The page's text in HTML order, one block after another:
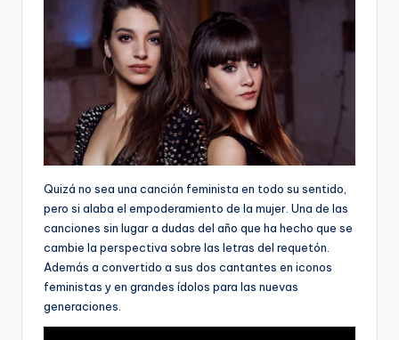
Quizá no sea una canción feminista en todo su sentido,
pero si alaba el empoderamiento de la mujer. Una de las
canciones sin lugar a dudas del año que ha hecho que se
cambie la perspectiva sobre las letras del requetón.
Además a convertido a sus dos cantantes en iconos
feministas y en grandes ídolos para las nuevas
generaciones.